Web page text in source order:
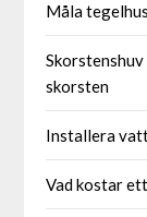
Måla
skorsten
Installera
Vad kostar